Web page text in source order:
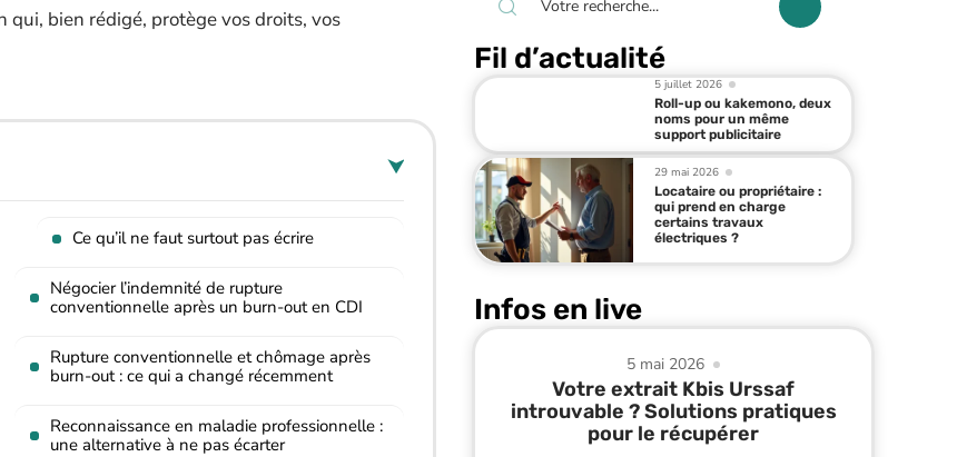
qui, bien rédigé, protège vos droits, vos
Ce qu’il ne faut surtout pas écrire
Négocier l’indemnité de rupture
conventionnelle après un burn-out en CDI
Rupture conventionnelle et chômage après
burn-out : ce qui a changé récemment
Reconnaissance en maladie professionnelle :
une alternative à ne pas écarter
Fil d’actualité
5 juillet 2026
Roll-up ou kakemono, deux
noms pour un même
support publicitaire
29 mai 2026
Locataire ou propriétaire :
qui prend en charge
certains travaux
électriques ?
Infos en live
5 mai 2026
Votre extrait Kbis Urssaf
introuvable ? Solutions pratiques
pour le récupérer